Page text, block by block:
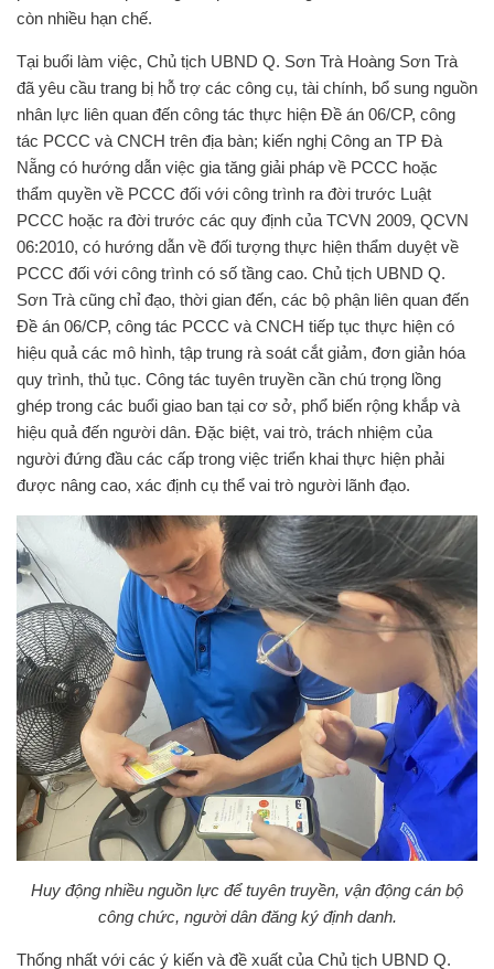
còn nhiều hạn chế.
Tại buổi làm việc, Chủ tịch UBND Q. Sơn Trà Hoàng Sơn Trà
đã yêu cầu trang bị hỗ trợ các công cụ, tài chính, bổ sung nguồn
nhân lực liên quan đến công tác thực hiện Đề án 06/CP, công
tác PCCC và CNCH trên địa bàn; kiến nghị Công an TP Đà
Nẵng có hướng dẫn việc gia tăng giải pháp về PCCC hoặc
thẩm quyền về PCCC đối với công trình ra đời trước Luật
PCCC hoặc ra đời trước các quy định của TCVN 2009, QCVN
06:2010, có hướng dẫn về đối tượng thực hiện thẩm duyệt về
PCCC đối với công trình có số tầng cao. Chủ tịch UBND Q.
Sơn Trà cũng chỉ đạo, thời gian đến, các bộ phận liên quan đến
Đề án 06/CP, công tác PCCC và CNCH tiếp tục thực hiện có
hiệu quả các mô hình, tập trung rà soát cắt giảm, đơn giản hóa
quy trình, thủ tục. Công tác tuyên truyền cần chú trọng lồng
ghép trong các buổi giao ban tại cơ sở, phổ biến rộng khắp và
hiệu quả đến người dân. Đặc biệt, vai trò, trách nhiệm của
người đứng đầu các cấp trong việc triển khai thực hiện phải
được nâng cao, xác định cụ thể vai trò người lãnh đạo.
Huy động nhiều nguồn lực để tuyên truyền, vận động cán bộ
công chức, người dân đăng ký định danh.
Thống nhất với các ý kiến và đề xuất của Chủ tịch UBND Q.